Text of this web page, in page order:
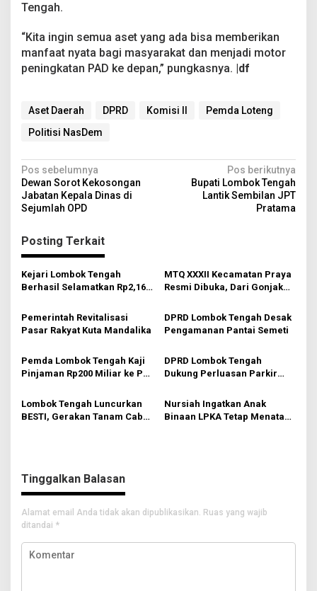
Tengah.
“Kita ingin semua aset yang ada bisa memberikan
manfaat nyata bagi masyarakat dan menjadi motor
peningkatan PAD ke depan,” pungkasnya. |df
Aset Daerah DPRD Komisi II
Pemda Loteng
Politisi NasDem
N
a
v
i
g
a
s
i
p
o
s
Pos sebelumnya
Dewan Sorot Kekosongan
Jabatan Kepala Dinas di
Sejumlah OPD
Pos berikutnya
Bupati Lombok Tengah
Lantik Sembilan JPT
Pratama
Posting Terkait
Kejari Lombok Tengah
Berhasil Selamatkan Rp2,16
MTQ XXXII Kecamatan Praya
Resmi Dibuka, Dari Gonjak
Membumikan Al-Qur’an
Pemerintah Revitalisasi
Pasar Rakyat Kuta Mandalika
DPRD Lombok Tengah Desak
Pengamanan Pantai Semeti
Pemda Lombok Tengah Kaji
Pinjaman Rp200 Miliar ke PT
DPRD Lombok Tengah
Dukung Perluasan Parkir
Lombok Tengah Luncurkan
BESTI, Gerakan Tanam Cabai
Nursiah Ingatkan Anak
Binaan LPKA Tetap Menata
Tinggalkan Balasan
Alamat email Anda tidak akan dipublikasikan. Ruas yang wajib
ditandai *